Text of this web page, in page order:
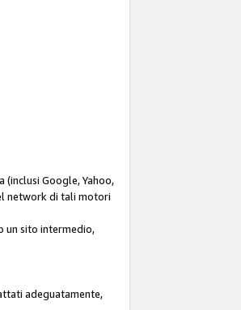
Google, Yahoo,
network di tali motori
un sito intermedio,
adeguatamente,